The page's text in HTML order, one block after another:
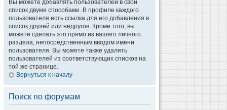
Вы можете добавлять пользователей в свой
список двумя способами. В профиле каждого
пользователя есть ссылка для его добавления в
список друзей или недругов. Кроме того, вы
можете сделать это прямо из вашего личного
раздела, непосредственным вводом имени
пользователя. Вы можете также удалять
пользователей из соответствующих списков на
той же странице.
Вернуться к началу
Поиск по форумам